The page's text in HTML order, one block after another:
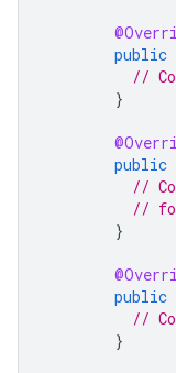
public
//
}
public
//
//
}
public
//
}